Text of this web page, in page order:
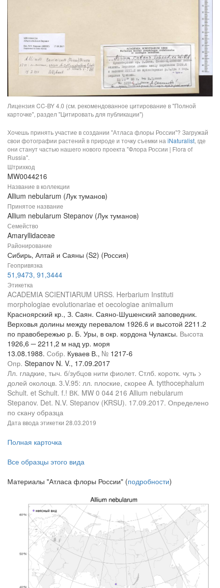
Лицензия CC-BY 4.0 (см. рекомендованное цитирование в "Полной
карточке", раздел "Цитировать для публикации")
Хочешь принять участие в создании "Атласа флоры России"? Загружай
свои фотографии растений в природе и точку съемки наiNaturalist, где
они станут частью нашего нового проекта "Флора России | Flora of
Russia".
Штрихкод
MW0044216
Название в коллекции
Allium nebularum (Лук туманов)
Принятое название
Allium nebularum Stepanov (Лук туманов)
Семейство
Amaryllidaceae
Районирование
Сибирь, Алтай и Саяны (S2) (Россия)
Геопривязка
51,9473, 91,3444
Этикетка
ACADEMIA SCIENTIARUM URSS. Herbarium Instituti
morphologiae evolutionariae et oecologiae animalium
Красноярский кр., З. Саян. Саяно-Шушенский заповедник.
Верховья долины между перевалом 1926.6 и высотой 2211.2
по правобережью р. Б. Уры, в окр. кордона Чулаксы. Высота
1926,6 ─ 2211,2 м над ур. моря
13.08.1988. Собр. Куваев В., № 1217-6
Опр. Stepanov N. V., 17.09.2017
Лл. гладкие, тыч. б/зубцов нити фиолет. Стлб. коротк. чуть >
долей околоцв. 3.V.95: лл. плоские, скорее A. tytthocephalum
Schult. et Schult. f.! ВК. MW 0 044 216 Allium nebularum
Stepanov. Det. N.V. Stepanov (KRSU). 17.09.2017. Определено
по скану образца
Дата ввода этикетки 28.03.2019
Полная карточка
Все образцы этого вида
Материалы "Атласа флоры России" (подробности)